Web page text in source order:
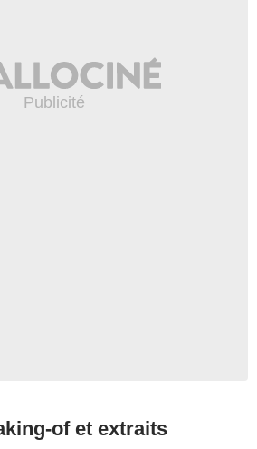
of et extraits